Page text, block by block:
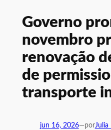
Governo
novembro
renovação
de
transporte
jun 16, 2026—porJulia